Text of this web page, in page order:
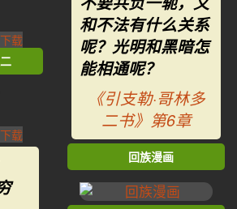
和不法有什么关系
呢？光明和黑暗怎
能相通呢？
《引支勒·哥林多
二书》第6章
回族漫画